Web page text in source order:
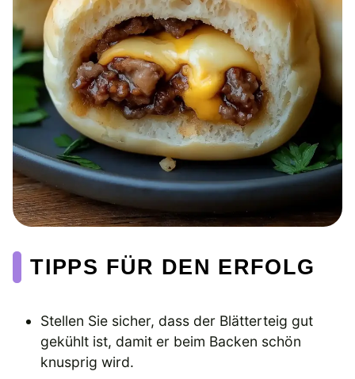
TIPPS FÜR DEN ERFOLG
Stellen Sie sicher, dass der Blätterteig gut
gekühlt ist, damit er beim Backen schön
knusprig wird.